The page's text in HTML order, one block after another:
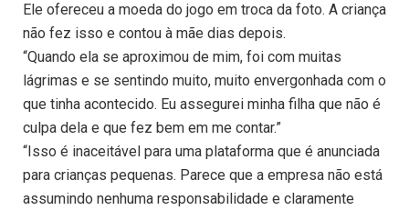
Ele ofereceu a moeda do jogo em troca da foto. A criança
não fez isso e contou à mãe dias depois.
“Quando ela se aproximou de mim, foi com muitas
lágrimas e se sentindo muito, muito envergonhada com o
que tinha acontecido. Eu assegurei minha filha que não é
culpa dela e que fez bem em me contar.”
“Isso é inaceitável para uma plataforma que é anunciada
para crianças pequenas. Parece que a empresa não está
assumindo nenhuma responsabilidade e claramente